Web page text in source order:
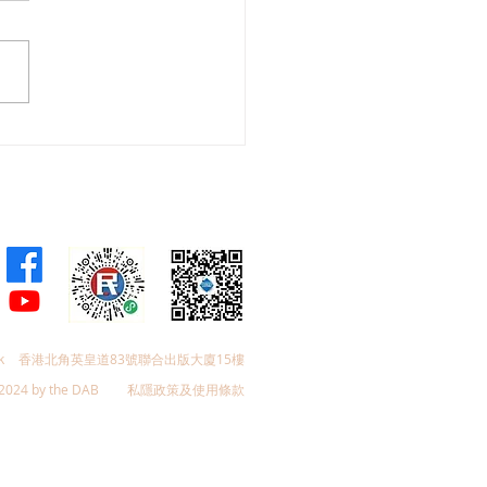
香港北角英皇道83號聯合出版大廈15樓
by the DAB
私隱政策及使用條款